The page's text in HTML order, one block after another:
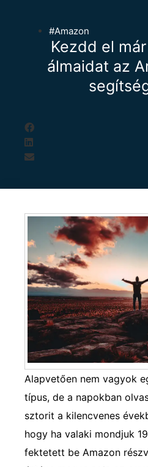
#Amazon
Kezdd el
álmaidat az
Alapvetően nem vagyok
típus, de a napokban
sztorit a kilencvenes
hogy ha valaki mondjuk
fektetett be Amazon